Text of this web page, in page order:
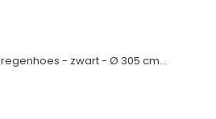
- zwart - Ø 305 cm...